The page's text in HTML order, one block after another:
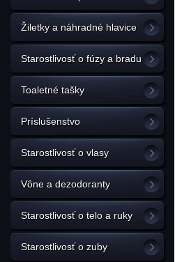
Žiletky a náhradné hlavice
Starostlivosť o fúzy a bradu
Toaletné tašky
Príslušenstvo
Starostlivosť o vlasy
Vône a dezodoranty
Starostlivosť o telo a ruky
Starostlivosť o zuby